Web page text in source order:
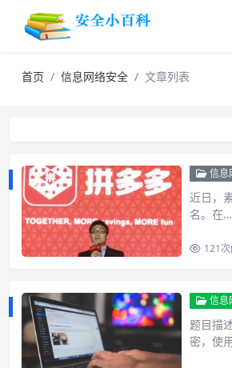
首页 信息网络安全 文章列表
信息
近日，
名。在…
121
信息
题目描
密，使